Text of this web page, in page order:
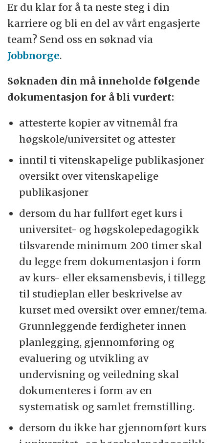
Er du klar for å ta neste steg i din
karriere og bli en del av vårt engasjerte
team? Send oss en søknad via
Jobbnorge.
Søknaden din må inneholde følgende
dokumentasjon for å bli vurdert:
attesterte kopier av vitnemål fra
høgskole/universitet og attester
inntil ti vitenskapelige publikasjoner
oversikt over vitenskapelige
publikasjoner
dersom du har fullført eget kurs i
universitet- og høgskolepedagogikk
tilsvarende minimum 200 timer skal
du legge frem dokumentasjon i form
av kurs- eller eksamensbevis, i tillegg
til studieplan eller beskrivelse av
kurset med oversikt over emner/tema.
Grunnleggende ferdigheter innen
planlegging, gjennomføring og
evaluering og utvikling av
undervisning og veiledning skal
dokumenteres i form av en
systematisk og samlet fremstilling.
dersom du ikke har gjennomført kurs